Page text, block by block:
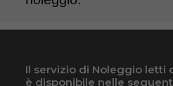
Il servizio di Noleggio letti
è disponibile nelle